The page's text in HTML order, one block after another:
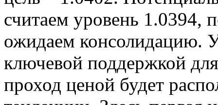
считаем уровень 1.0394,
ожидаем консолидацию.
ключевой поддержкой
проход ценой будет